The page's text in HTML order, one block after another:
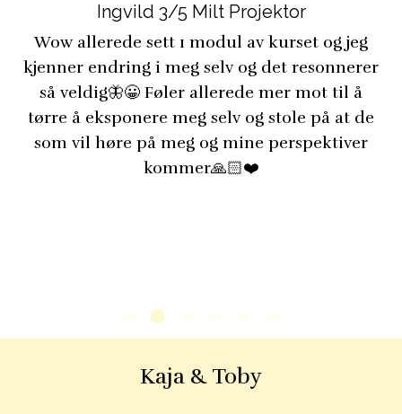
Ingvild 3/5 Milt Projektor
Wow allerede sett 1 modul av kurset og jeg
kjenner endring i meg selv og det resonnerer
så veldig🦋😀 Føler allerede mer mot til å
tørre å eksponere meg selv og stole på at de
som vil høre på meg og mine perspektiver
kommer🙏🏻❤️
Kaja & Toby